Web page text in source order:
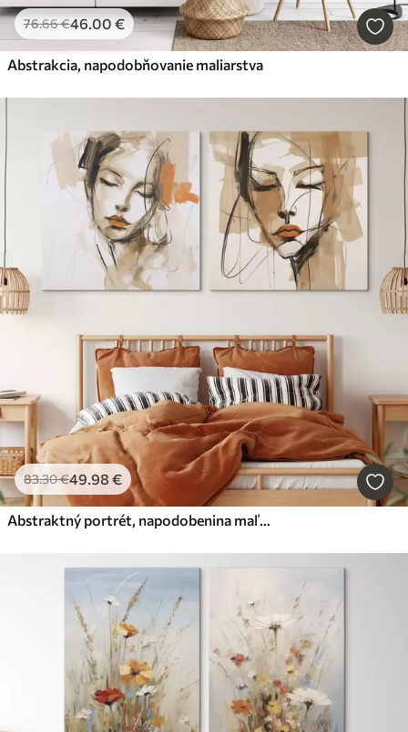
76.66€46.00 €
Abstrakcia, napodobňovanie maliarstva
83.30€49.98 €
Abstraktný portrét, napodobenina maľby